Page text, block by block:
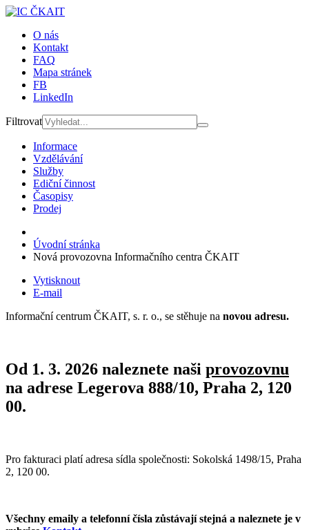
O nás
Kontakt
FAQ
Mapa stránek
FB
LinkedIn
Filtrovat
Informace
Vzdělávání
Služby
Ediční činnost
Časopisy
Prodej
Úvodní stránka
Nová provozovna Informačního centra ČKAIT
Vytisknout
E-mail
Informační centrum ČKAIT, s. r. o., se stěhuje na novou adresu.
Od 1. 3. 2026 naleznete naši provozovnu
na adrese Legerova 888/10, Praha 2, 120
00.
Pro fakturaci platí adresa sídla společnosti: Sokolská 1498/15, Praha
2, 120 00.
Všechny emaily a telefonní čísla zůstávají stejná a naleznete je v